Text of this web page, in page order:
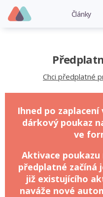
Články
Chci předplatné
Ihned po
dárkový poukaz
ve
Aktivace poukazu
předplatné začíná
již existujícího
naváže nové